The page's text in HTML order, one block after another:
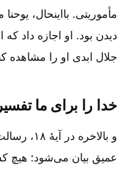
مأموریتی‌. بااینحال‌،
دیدن بود. او اجازه داد
جلال ابدی او را مشاهده
خدا را برای ما
و
عمیق بیان می‌شود‌‌: هیچ کس